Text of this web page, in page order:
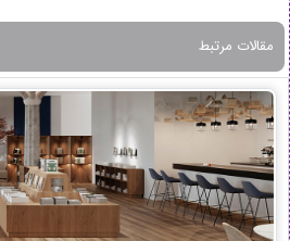
مقالات مرتبط